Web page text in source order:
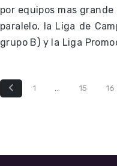
por equipos mas
paralelo, la Liga de
grupo B) y la Liga
1 … 15 16